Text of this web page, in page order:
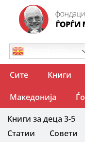
Сите Книги
Македонија
Книги за деца 3-5
Статии
Совети